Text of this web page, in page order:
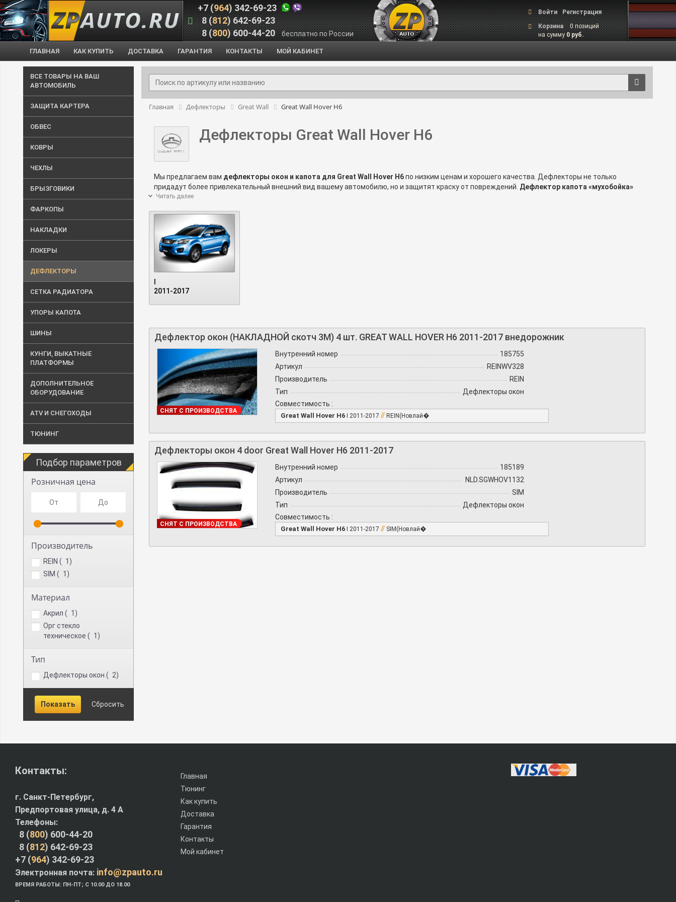
+7 (964) 342-69-23
8 (812) 642-69-23
8 (800) 600-44-20 бесплатно по России
Войти
Регистрация
Корзина
0 позиций
на сумму0 руб.
ГЛАВНАЯ КАК КУПИТЬ ДОСТАВКА ГАРАНТИЯ КОНТАКТЫ МОЙ КАБИНЕТ
ВСЕ ТОВАРЫ НА ВАШ
АВТОМОБИЛЬ
ЗАЩИТА КАРТЕРА
ОБВЕС
КОВРЫ
ЧЕХЛЫ
БРЫЗГОВИКИ
ФАРКОПЫ
НАКЛАДКИ
ЛОКЕРЫ
ДЕФЛЕКТОРЫ
СЕТКА РАДИАТОРА
УПОРЫ КАПОТА
ШИНЫ
КУНГИ, ВЫКАТНЫЕ
ПЛАТФОРМЫ
ДОПОЛНИТЕЛЬНОЕ
ОБОРУДОВАНИЕ
ATV И СНЕГОХОДЫ
ТЮНИНГ
Главная Дефлекторы Great Wall Great Wall Hover H6
Подбор параметров
Розничная цена
Производитель
REIN ( 1 )
SIM ( 1 )
Материал
Акрил ( 1 )
Орг стекло
техническое ( 1 )
Тип
Дефлекторы окон ( 2)
Дефлекторы Great Wall Hover H6
Мы предлагаем вам дефлекторы окон и капота для Great Wall Hover H6по низким ценам и хорошего качества. Дефлекторы не только
придадут более привлекательный внешний вид вашему автомобилю, но и защитят краску от повреждений. Дефлектор капота «мухобойка»
для Грейт Вол Ховер Н6
Читать далее
I
2011-2017
Дефлектор окон (НАКЛАДНОЙ скотч 3М) 4 шт. GREAT WALL HOVER H6 2011-2017 внедорожник
ДОСТУПНО
СНЯТ С ПРОИЗВОДСТВА
Внутренний номер
185755
Артикул
REINWV328
Производитель
REIN
Тип
Дефлекторы окон
Совместимость :
Great Wall Hover H6 I 2011-2017 // REIN(Новлай�
Дефлекторы окон 4 door Great Wall Hover H6 2011-2017
ДОСТУПНО
СНЯТ С ПРОИЗВОДСТВА
Внутренний номер
185189
Артикул
NLD.SGWHOV1132
Производитель
SIM
Тип
Дефлекторы окон
Совместимость :
Great Wall Hover H6 I 2011-2017 // SIM(Новлай�
Главная
Тюнинг
Как купить
Доставка
Гарантия
Контакты
Мой кабинет
Контакты:
г. Санкт-Петербург,
Предпортовая улица, д. 4 A
Телефоны:
8 (800) 600-44-20
8 (812) 642-69-23
+7 (964) 342-69-23
Электронная почта: info@zpauto.ru
ВРЕМЯ РАБОТЫ: ПН-ПТ; С 10.00 ДО 18.00